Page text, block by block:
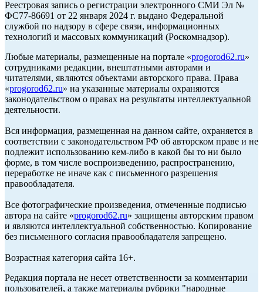
Реестровая запись о регистрации электронного СМИ Эл №
ФС77-86691 от 22 января 2024 г. выдано Федеральной
службой по надзору в сфере связи, информационных
технологий и массовых коммуникаций (Роскомнадзор).
Любые материалы, размещенные на портале «progorod62.ru»
сотрудниками редакции, внештатными авторами и
читателями, являются объектами авторского права. Права
«progorod62.ru» на указанные материалы охраняются
законодательством о правах на результаты интеллектуальной
деятельности.
Вся информация, размещенная на данном сайте, охраняется в
соответствии с законодательством РФ об авторском праве и не
подлежит использованию кем-либо в какой бы то ни было
форме, в том числе воспроизведению, распространению,
переработке не иначе как с письменного разрешения
правообладателя.
Все фотографические произведения, отмеченные подписью
автора на сайте «progorod62.ru» защищены авторским правом
и являются интеллектуальной собственностью. Копирование
без письменного согласия правообладателя запрещено.
Возрастная категория сайта 16+.
Редакция портала не несет ответственности за комментарии
пользователей, а также материалы рубрики "народные